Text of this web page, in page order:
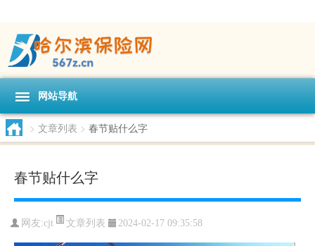
网站导航
> 文章列表 > 春节贴什么字
春节贴什么字
网友:cjt 文章列表 2024-02-17 09:35:58